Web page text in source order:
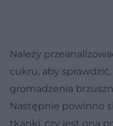
Należy
cukru, aby
gromadzenia
Następnie powinno
tkanki, czy jest ona